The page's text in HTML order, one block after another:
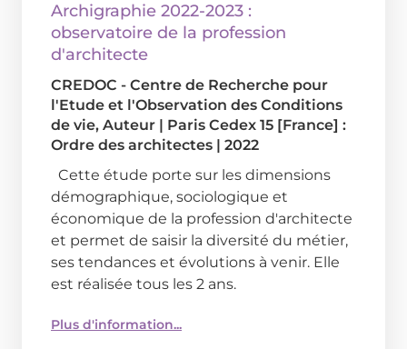
Archigraphie 2022-2023 :
observatoire de la profession
d'architecte
CREDOC - Centre de Recherche pour
l'Etude et l'Observation des Conditions
de vie, Auteur | Paris Cedex 15 [France] :
Ordre des architectes | 2022
Cette étude porte sur les dimensions
démographique, sociologique et
économique de la profession d'architecte
et permet de saisir la diversité du métier,
ses tendances et évolutions à venir. Elle
est réalisée tous les 2 ans.
Plus d'information...